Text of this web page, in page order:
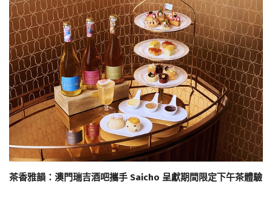
茶香雅韻：澳門瑞吉酒吧攜手 Saicho 呈獻期間限定下午茶體驗